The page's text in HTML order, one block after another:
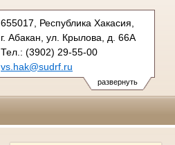
развернуть
655017, Республика Хакасия,
г. Абакан, ул. Крылова, д. 66А
Тел.: (3902) 29-55-00
vs.hak@sudrf.ru
vs.hak@yandex.ru